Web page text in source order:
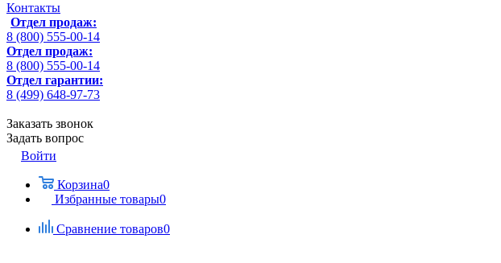
Контакты
Отдел продаж:
8 (800) 555-00-14
Отдел продаж:
8 (800) 555-00-14
Отдел гарантии:
8 (499) 648-97-73
Заказать звонок
Задать вопрос
Войти
Корзина0
Избранные товары0
Сравнение товаров0